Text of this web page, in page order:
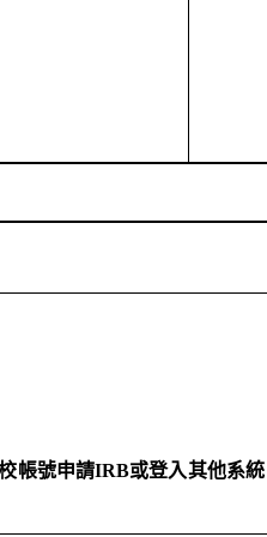
帳號申請IRB或登入其他系